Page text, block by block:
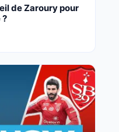
de Zaroury pour
?